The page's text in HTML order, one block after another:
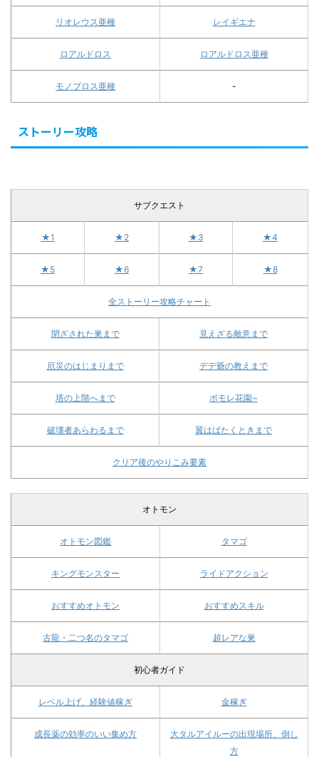
リオレウス亜種 レイギエナ
ロアルドロス ロアルドロス亜種
モノブロス亜種 -
ストーリー攻略
サブクエスト
★1 ★2 ★3 ★4
★5 ★6 ★7 ★8
全ストーリー攻略チャート
閉ざされた巣まで 見えざる敵意まで
厄災のはじまりまで デデ爺の教えまで
塔の上階へまで ポモレ花園~
破壊者あらわるまで 翼はばたくときまで
クリア後のやりこみ要素
オトモン
オトモン図鑑 タマゴ
キングモンスター ライドアクション
おすすめオトモン おすすめスキル
古龍・二つ名のタマゴ 超レアな巣
初心者ガイド
レベル上げ、経験値稼ぎ 金稼ぎ
成長薬の効率のいい集め方
大タルアイルーの出現場所、倒し
方